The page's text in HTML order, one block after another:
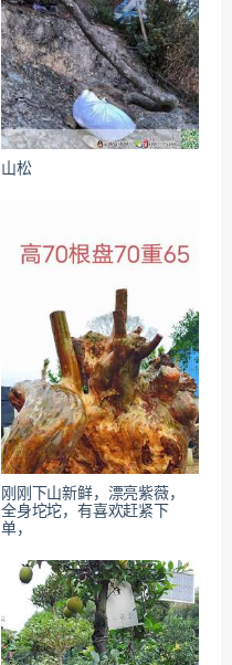
山松
刚刚下山新鲜，漂亮紫薇，
全身坨坨，有喜欢赶紧下
单，